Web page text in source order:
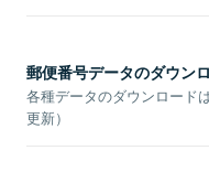
郵便番号データのダウン
各種データのダウンロード
更新）